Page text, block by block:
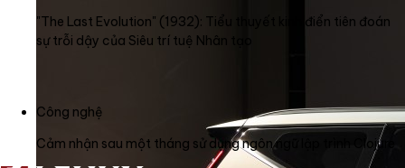
"The Last Evolution" (1932): Tiểu thuyết kinh điển tiên đoán
sự trỗi dậy của Siêu trí tuệ Nhân tạo
Công nghệ
Cảm nhận sau một tháng sử dụng ngôn ngữ lập trình Clojure